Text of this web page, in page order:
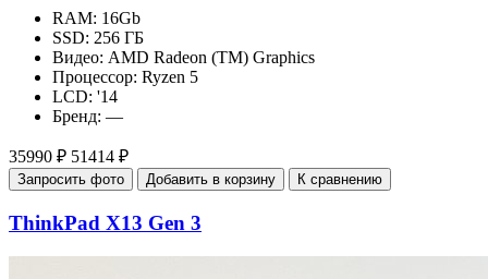
RAM: 16Gb
SSD: 256 ГБ
Видео: AMD Radeon (TM) Graphics
Процессор: Ryzen 5
LCD: '14
Бренд: —
35990 ₽ 51414 ₽
Запросить фото Добавить в корзину К сравнению
ThinkPad X13 Gen 3